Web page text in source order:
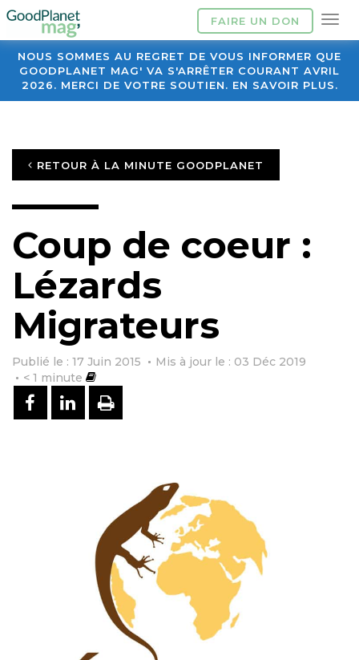
FAIRE UN DON
NOUS SOMMES AU REGRET DE VOUS INFORMER QUE
GOODPLANET MAG' VA S'ARRÊTER COURANT AVRIL
2026. MERCI DE VOTRE SOUTIEN. EN SAVOIR PLUS.
RETOUR À LA MINUTE GOODPLANET
Coup de coeur :
Lézards
Migrateurs
Publié le : 17 Juin 2015
Mis à jour le : 03 Déc 2019
< 1 minute
PARTAGER SUR FACEBOOK
PARTAGER SUR LINKEDIN
IMPRIMER